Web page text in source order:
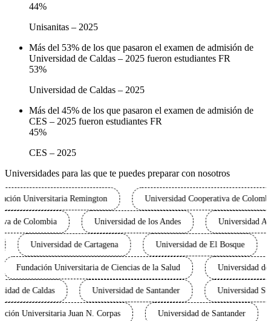
44%
Unisanitas – 2025
Más del 53% de los que pasaron el examen de admisión de
Universidad de Caldas – 2025 fueron estudiantes FR
53%
Universidad de Caldas – 2025
Más del 45% de los que pasaron el examen de admisión de
CES – 2025 fueron estudiantes FR
45%
CES – 2025
Universidades para las que te puedes preparar con nosotros
Universitaria Remington Universidad Cooperativa de Colombia
de Colombia Universidad de los Andes
Universidad de Cartagena Universidad de El Bosque
Fundación Universitaria de Ciencias de la Salud
de Caldas Universidad de Santander Universidad
Fundación Universitaria Juan N. Corpas Universidad de Santander